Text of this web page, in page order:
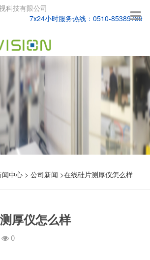
科技有限公司
7x24小时服务热线：0510-85389739
闻中心 > 公司新闻 >在线硅片测厚仪怎么样
厚仪怎么样
0